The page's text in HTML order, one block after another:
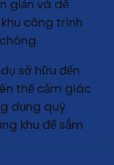
giản và dễ
công trình
sở hữu đến
thế cảm giác
dụng quý
khu để sắm